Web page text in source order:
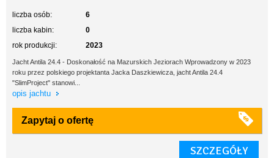
liczba osób:
6
liczba kabin:
0
rok produkcji:
2023
Jacht Antila 24.4 - Doskonałość na Mazurskich Jeziorach Wprowadzony w 2023
roku przez polskiego projektanta Jacka Daszkiewicza, jacht Antila 24.4
"SlimProject" stanowi...
opis jachtu
Zapytaj o ofertę
SZCZEGÓŁY